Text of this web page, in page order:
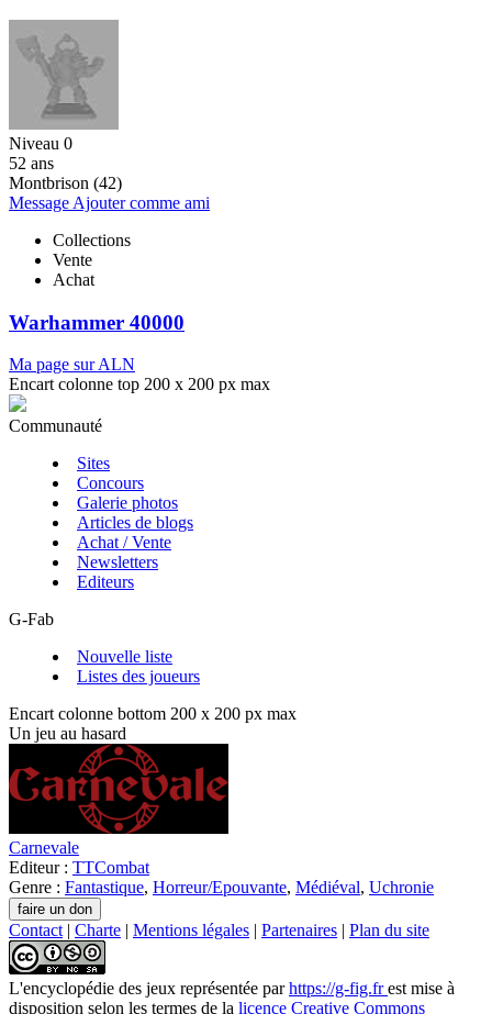
Niveau 0
52 ans
Montbrison (42)
Message Ajouter comme ami
Collections
Vente
Achat
Warhammer 40000
Ma page sur ALN
Encart colonne top 200 x 200 px max
Communauté
Sites
Concours
Galerie photos
Articles de blogs
Achat / Vente
Newsletters
Editeurs
G-Fab
Nouvelle liste
Listes des joueurs
Encart colonne bottom 200 x 200 px max
Un jeu au hasard
Carnevale
Editeur : TTCombat
Genre : Fantastique, Horreur/Epouvante, Médiéval, Uchronie
Contact | Charte | Mentions légales | Partenaires | Plan du site
L'encyclopédie des jeux représentée parhttps://g-fig.frest mise à
disposition selon les termes de la licence Creative Commons